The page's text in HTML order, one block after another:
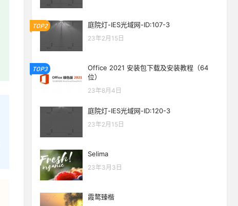
TOP2 庭院灯-IES光域网-ID:107-3
23年2月15日
TOP3
Office 2021 安装包下载及安装教程（64
位）
23年8月4日
庭院灯-IES光域网-ID:120-3
23年2月15日
Selima
23年3月3日
霞鹜臻楷
生活也美好了！